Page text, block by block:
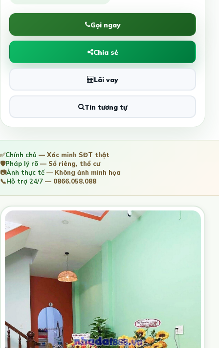
Gọi ngay
Chia sẻ
Lãi vay
Tin tương tự
✅Chính chủ — Xác minh SĐT thật
🛡️Pháp lý rõ — Sổ riêng, thổ cư
📷Ảnh thực tế— Không ảnh minh họa
📞Hỗ trợ 24/7 — 0866.058.088